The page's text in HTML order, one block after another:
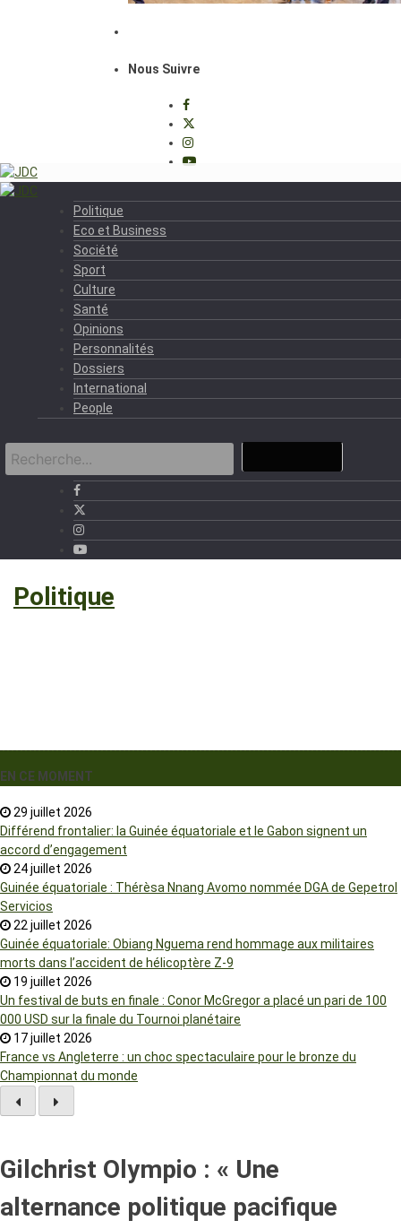
Nous Suivre
Politique
Eco et Business
Société
Sport
Culture
Santé
Opinions
Personnalités
Dossiers
International
People
Politique
EN CE MOMENT
29 juillet 2026
Différend frontalier: la Guinée équatoriale et le Gabon signent un
accord d’engagement
24 juillet 2026
Guinée équatoriale : Thérèsa Nnang Avomo nommée DGA de Gepetrol
Servicios
22 juillet 2026
Guinée équatoriale: Obiang Nguema rend hommage aux militaires
morts dans l’accident de hélicoptère Z-9
19 juillet 2026
Un festival de buts en finale : Conor McGregor a placé un pari de 100
000 USD sur la finale du Tournoi planétaire
17 juillet 2026
France vs Angleterre : un choc spectaculaire pour le bronze du
Championnat du monde
Gilchrist Olympio : « Une
alternance politique pacifique